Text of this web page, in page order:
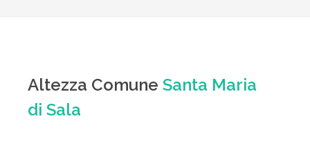
Altezza Comune Santa Maria
di Sala